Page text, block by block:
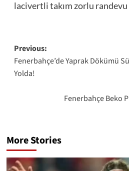
lacivertli takım zorlu
Post
navigation
Previous:
Fenerbahçe’de Yaprak Dökümü
Yolda!
Fenerbahçe Beko
More Stories